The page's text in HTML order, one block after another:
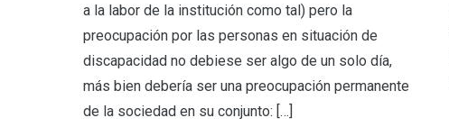
a la labor de la institución como tal) pero la
preocupación por las personas en situación de
discapacidad no debiese ser algo de un solo día,
más bien debería ser una preocupación permanente
de la sociedad en su conjunto: […]